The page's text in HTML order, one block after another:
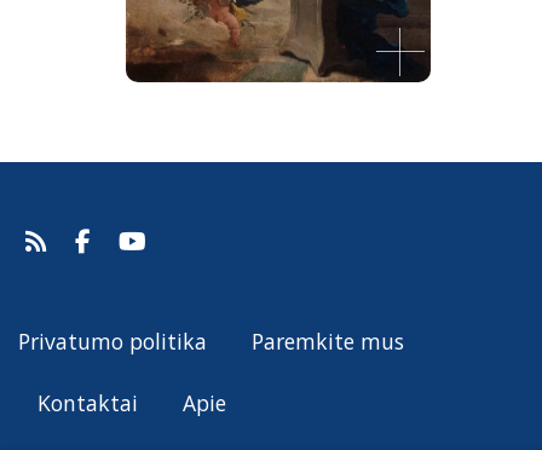
Šaltinis:Web Gallery of Art
Privatumo politika Paremkite mus
Kontaktai Apie